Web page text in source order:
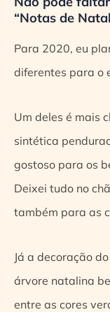
“Notas de
Para 2020, eu
diferentes para o
Um deles é mais
sintética
gostoso para os
Deixei tudo no
também para as
Já a decoração
árvore natalina
entre as cores